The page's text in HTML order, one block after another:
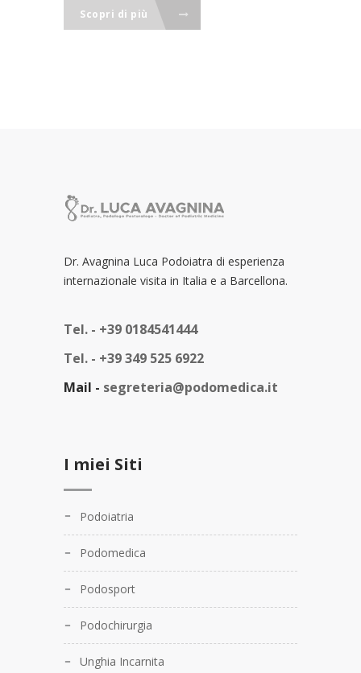
Scopri di più
Dr. Avagnina Luca Podoiatra di esperienza
internazionale visita in Italia e a Barcellona.
Tel. - +39 0184541444
Tel. - +39 349 525 6922
Mail - segreteria@podomedica.it
I miei Siti
Podoiatria
Podomedica
Podosport
Podochirurgia
Unghia Incarnita